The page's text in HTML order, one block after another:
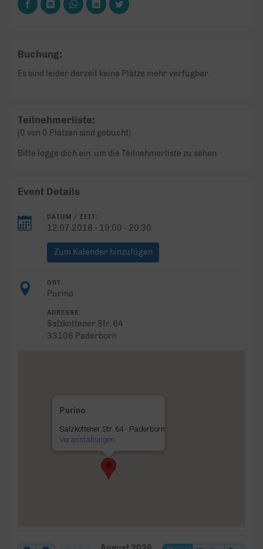
Buchung:
Es sind leider derzeit keine Plätze mehr verfügbar.
Teilnehmerliste:
(0 von 0 Plätzen sind gebucht)
Bitte logge dich ein, um die Teilnehmerliste zu sehen.
Event Details
DATUM / ZEIT:
12.07.2018 - 19:00 - 20:30
Zum Kalender hinzufügen
ORT:
Purino
ADRESSE:
Salzkottener Str. 64
33106 Paderborn
Purino
Salzkottener Str. 64 - Paderborn
Veranstaltungen